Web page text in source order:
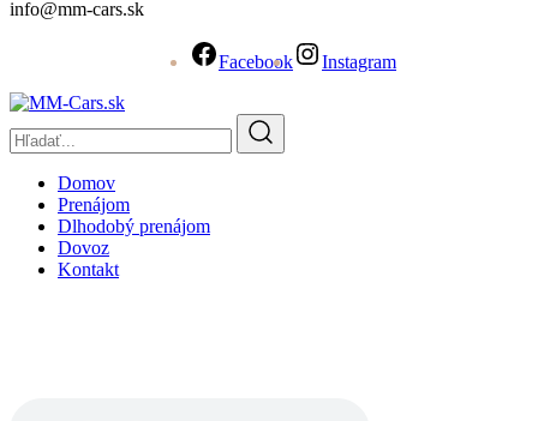
info@mm-cars.sk
Facebook Instagram
Domov
Prenájom
Dlhodobý prenájom
Dovoz
Kontakt